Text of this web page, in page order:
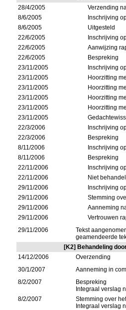
28/4/2005
Verzending
8/6/2005
Inschrijving
8/6/2005
Uitgesteld
22/6/2005
Inschrijving
22/6/2005
Aanwijzing
22/6/2005
Bespreking
23/11/2005
Inschrijving
23/11/2005
Hoorzitting
23/11/2005
Hoorzitting
23/11/2005
Hoorzitting
23/11/2005
Hoorzitting
23/11/2005
22/3/2006
Inschrijving
22/3/2006
Bespreking
8/11/2006
Inschrijving
8/11/2006
Bespreking
22/11/2006
Inschrijving
22/11/2006
Niet
29/11/2006
Inschrijving
29/11/2006
Stemming
29/11/2006
Aanneming
29/11/2006
Vertrouwen
29/11/2006
Tekst
geamendeerde
[K2] Behandeling
14/12/2006
Overzending
30/1/2007
Aanneming in
8/2/2007
Bespreking
Integraal verslag
8/2/2007
Stemming over
Integraal verslag